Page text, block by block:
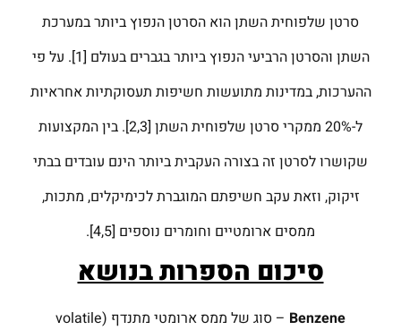
סרטן שלפוחית השתן הוא הסרטן הנפוץ ביותר במערכת
השתן והסרטן הרביעי הנפוץ ביותר בגברים בעולם [1]. על פי
ההערכות, במדינות מתועשות חשיפות תעסוקתיות אחראיות
ל-20% ממקרי סרטן שלפוחית השתן [2,3]. בין המקצועות
שקושרו לסרטן זה בצורה העקבית ביותר הינם עובדים בבתי
זיקוק, וזאת עקב חשיפתם המוגברת לכימיקלים, מתכות,
ממסים ארומטיים וחומרים נוספים [4,5].
סיכום הספרות בנושא
Benzene
– סוג של ממס ארומטי מתנדף (volatile